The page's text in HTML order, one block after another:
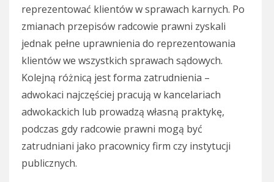
reprezentować klientów w sprawach karnych. Po
zmianach przepisów radcowie prawni zyskali
jednak pełne uprawnienia do reprezentowania
klientów we wszystkich sprawach sądowych.
Kolejną różnicą jest forma zatrudnienia –
adwokaci najczęściej pracują w kancelariach
adwokackich lub prowadzą własną praktykę,
podczas gdy radcowie prawni mogą być
zatrudniani jako pracownicy firm czy instytucji
publicznych.